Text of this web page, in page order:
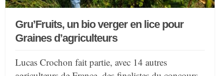
Gru’Fruits, un bio verger en lice pour
Graines d’agriculteurs
Lucas Crochon fait partie, avec 14 autres